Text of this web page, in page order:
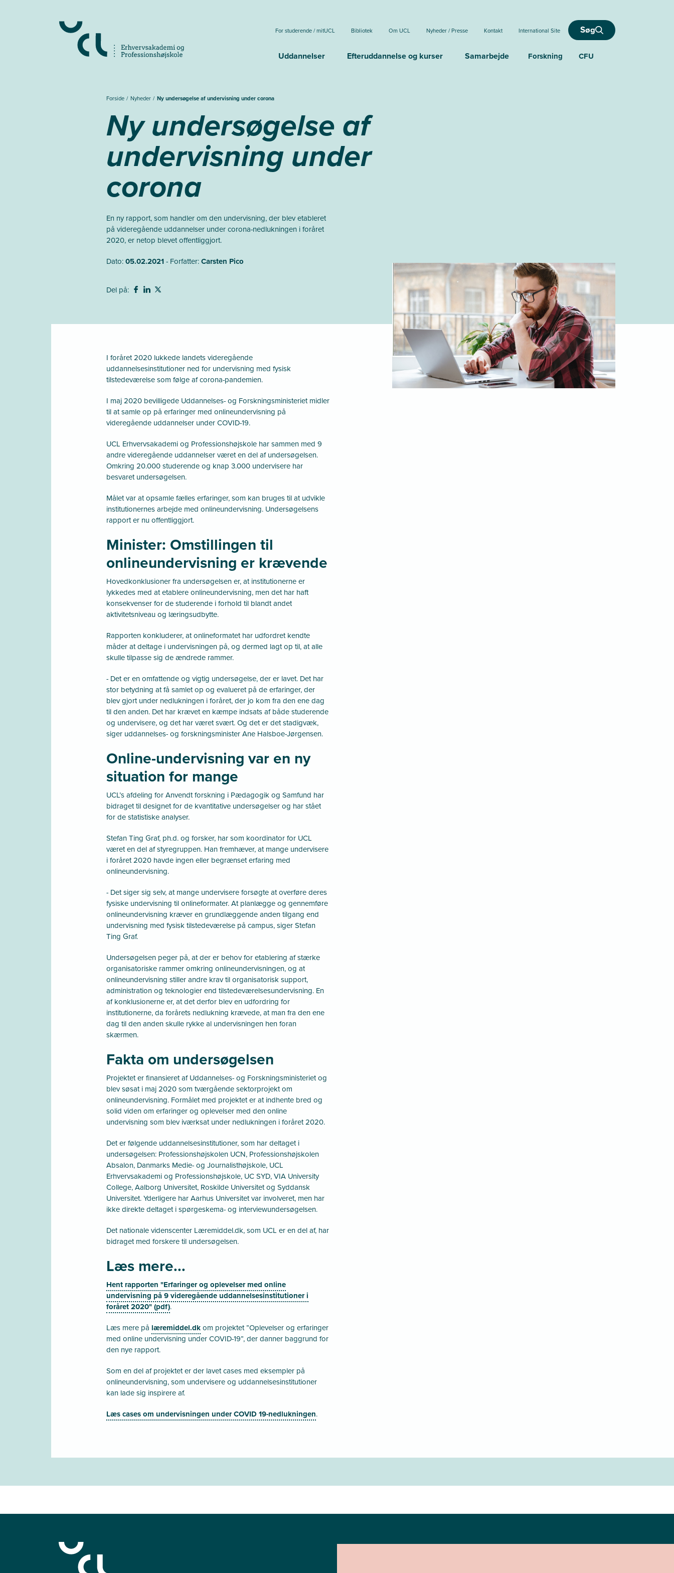
For studerende / mitUCL Bibliotek Om UCL Nyheder / Presse Kontakt International Site Søg
Uddannelser Efteruddannelse og kurser Samarbejde Forskning CFU
Forside Nyheder Ny undersøgelse af undervisning under corona
Ny undersøgelse af
undervisning under
corona
En ny rapport, som handler om den undervisning, der blev etableret
på videregående uddannelser under corona-nedlukningen i foråret
2020, er netop blevet offentliggjort.
Dato:05.02.2021- Forfatter:Carsten Pico
Del på:
I foråret 2020 lukkede landets videregående
uddannelsesinstitutioner ned for undervisning med fysisk
tilstedeværelse som følge af corona-pandemien.
I maj 2020 bevilligede Uddannelses- og Forskningsministeriet midler
til at samle op på erfaringer med onlineundervisning på
videregående uddannelser under COVID-19.
UCL Erhvervsakademi og Professionshøjskole har sammen med 9
andre videregående uddannelser været en del af undersøgelsen.
Omkring 20.000 studerende og knap 3.000 undervisere har
besvaret undersøgelsen.
Målet var at opsamle fælles erfaringer, som kan bruges til at udvikle
institutionernes arbejde med onlineundervisning. Undersøgelsens
rapport er nu offentliggjort.
Minister: Omstillingen til
onlineundervisning er krævende
Hovedkonklusioner fra undersøgelsen er, at institutionerne er
lykkedes med at etablere onlineundervisning, men det har haft
konsekvenser for de studerende i forhold til blandt andet
aktivitetsniveau og læringsudbytte.
Rapporten konkluderer, at onlineformatet har udfordret kendte
måder at deltage i undervisningen på, og dermed lagt op til, at alle
skulle tilpasse sig de ændrede rammer.
- Det er en omfattende og vigtig undersøgelse, der er lavet. Det har
stor betydning at få samlet op og evalueret på de erfaringer, der
blev gjort under nedlukningen i foråret, der jo kom fra den ene dag
til den anden. Det har krævet en kæmpe indsats af både studerende
og undervisere, og det har været svært. Og det er det stadigvæk,
siger uddannelses- og forskningsminister Ane Halsboe-Jørgensen.
Online-undervisning var en ny
situation for mange
UCL’s afdeling for Anvendt forskning i Pædagogik og Samfund har
bidraget til designet for de kvantitative undersøgelser og har stået
for de statistiske analyser.
Stefan Ting Graf, ph.d. og forsker, har som koordinator for UCL
været en del af styregruppen. Han fremhæver, at mange undervisere
i foråret 2020 havde ingen eller begrænset erfaring med
onlineundervisning.
- Det siger sig selv, at mange undervisere forsøgte at overføre deres
fysiske undervisning til onlineformater. At planlægge og gennemføre
onlineundervisning kræver en grundlæggende anden tilgang end
undervisning med fysisk tilstedeværelse på campus, siger Stefan
Ting Graf.
Undersøgelsen peger på, at der er behov for etablering af stærke
organisatoriske rammer omkring onlineundervisningen, og at
onlineundervisning stiller andre krav til organisatorisk support,
administration og teknologier end tilstedeværelsesundervisning. En
af konklusionerne er, at det derfor blev en udfordring for
institutionerne, da forårets nedlukning krævede, at man fra den ene
dag til den anden skulle rykke al undervisningen hen foran
skærmen.
Fakta om undersøgelsen
Projektet er finansieret af Uddannelses- og Forskningsministeriet og
blev søsat i maj 2020 som tværgående sektorprojekt om
onlineundervisning. Formålet med projektet er at indhente bred og
solid viden om erfaringer og oplevelser med den online
undervisning som blev iværksat under nedlukningen i foråret 2020.
Det er følgende uddannelsesinstitutioner, som har deltaget i
undersøgelsen: Professionshøjskolen UCN, Professionshøjskolen
Absalon, Danmarks Medie- og Journalisthøjskole, UCL
Erhvervsakademi og Professionshøjskole, UC SYD, VIA University
College, Aalborg Universitet, Roskilde Universitet og Syddansk
Universitet. Yderligere har Aarhus Universitet var involveret, men har
ikke direkte deltaget i spørgeskema- og interviewundersøgelsen.
Det nationale videnscenter Læremiddel.dk, som UCL er en del af, har
bidraget med forskere til undersøgelsen.
Læs mere...
Hent rapporten "Erfaringer og oplevelser med online
undervisning på 9 videregående uddannelsesinstitutioner i
foråret 2020" (pdf).
Læs mere på læremiddel.dkom projektet ”Oplevelser og erfaringer
med online undervisning under COVID-19”, der danner baggrund for
den nye rapport.
Som en del af projektet er der lavet cases med eksempler på
onlineundervisning, som undervisere og uddannelsesinstitutioner
kan lade sig inspirere af.
Læs cases om undervisningen under COVID 19-nedlukningen.